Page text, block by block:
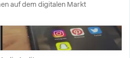
auf dem digitalen Markt